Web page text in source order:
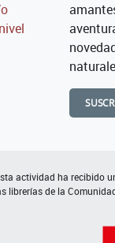
actividad ha recibido
librerías de la